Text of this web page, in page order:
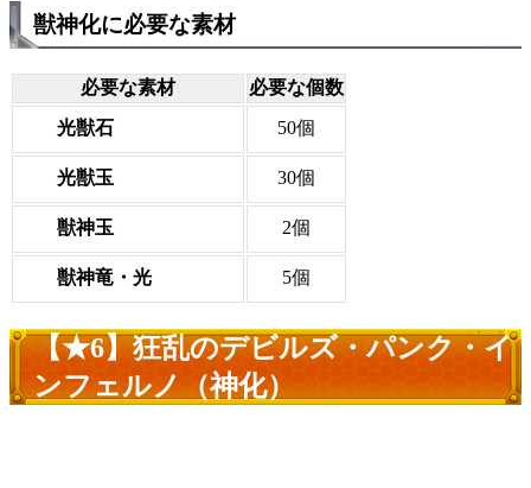
獣神化に必要な素材
必要な素材
必要な個数
光獣石
50個
光獣玉 30個
獣神玉 2個
獣神竜・光 5個
【★6】狂乱のデビルズ・パンク・イ
ンフェルノ（神化）